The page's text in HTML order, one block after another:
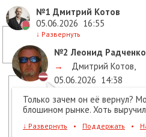
№1 Дмитрий Котов
05.06.2026 16:55
↓ Развернуть
№2 Леонид Радченко
→
Дмитрий Котов,
05.06.2026 14:38
Только зачем он её вернул?
блошином рынке. Хоть
↓ Развернуть • Поддержать •